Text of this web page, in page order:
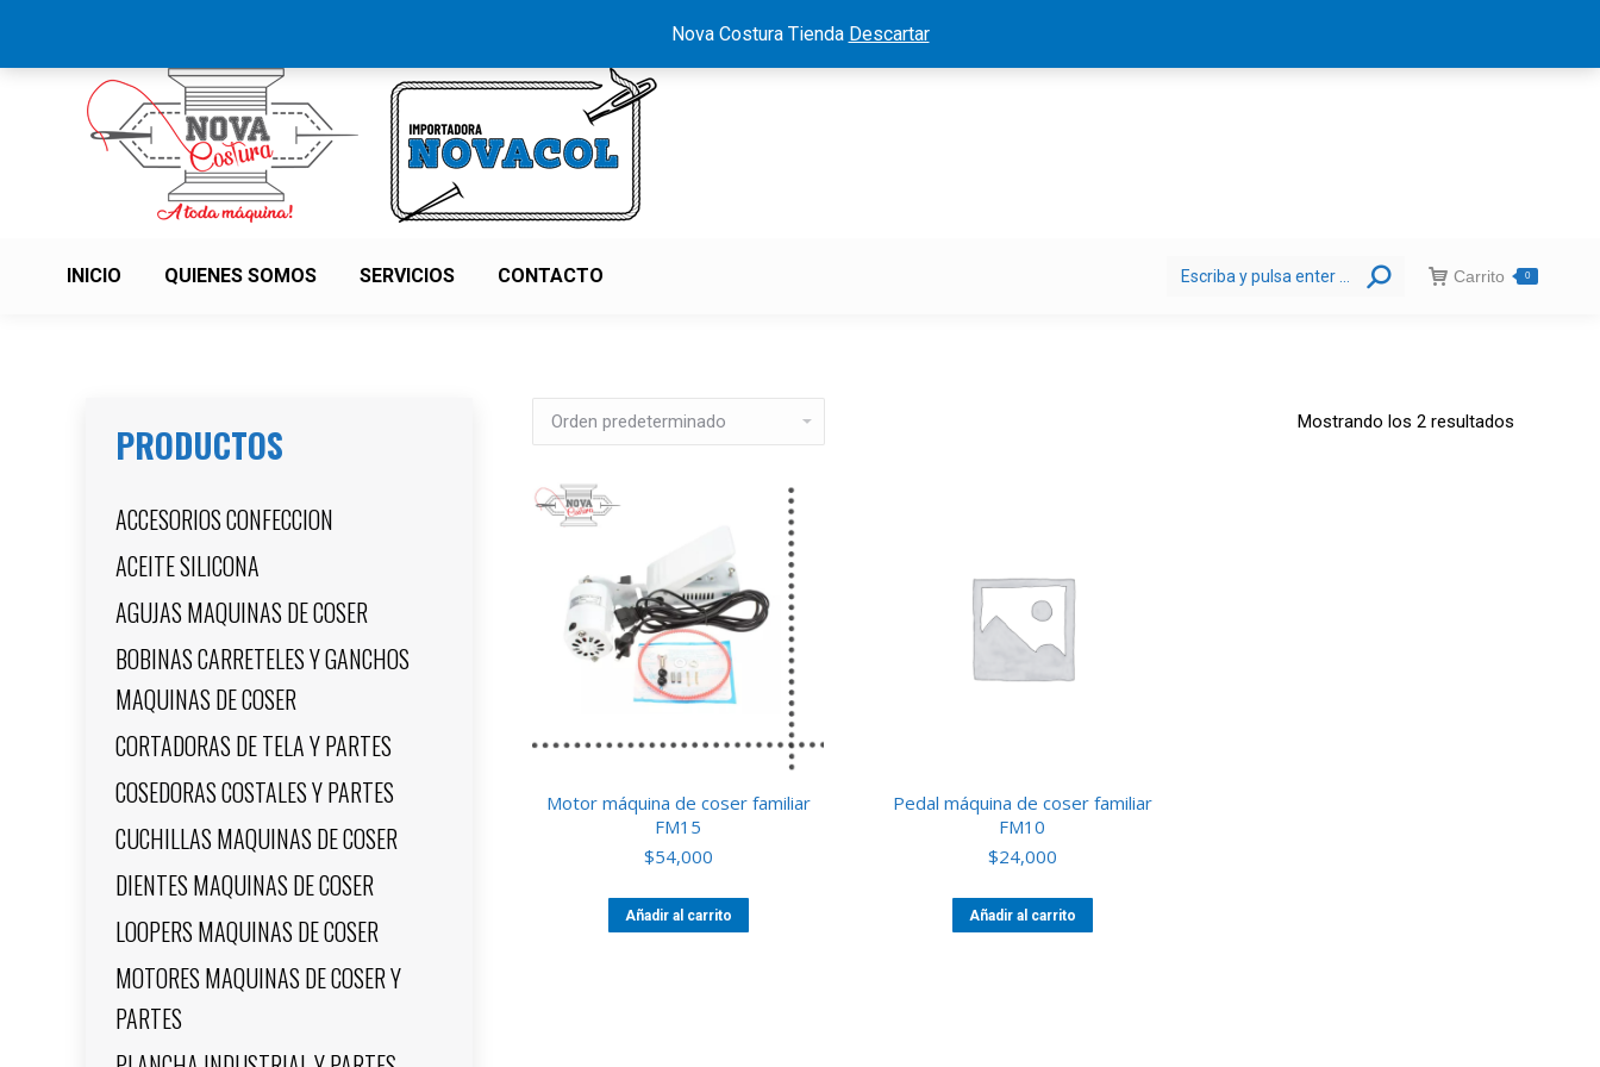
Nova Costura Tienda Descartar
INICIO QUIENES SOMOS SERVICIOS CONTACTO Buscar: Carrito 0
Mostrando los 2 resultados
Motor máquina de coser familiar
FM15
$54,000
Añadir al carrito
Pedal máquina de coser familiar
FM10
$24,000
Añadir al carrito
PRODUCTOS
ACCESORIOS CONFECCION
ACEITE SILICONA
AGUJAS MAQUINAS DE COSER
BOBINAS CARRETELES Y GANCHOS
MAQUINAS DE COSER
CORTADORAS DE TELA Y PARTES
COSEDORAS COSTALES Y PARTES
CUCHILLAS MAQUINAS DE COSER
DIENTES MAQUINAS DE COSER
LOOPERS MAQUINAS DE COSER
MOTORES MAQUINAS DE COSER Y
PARTES